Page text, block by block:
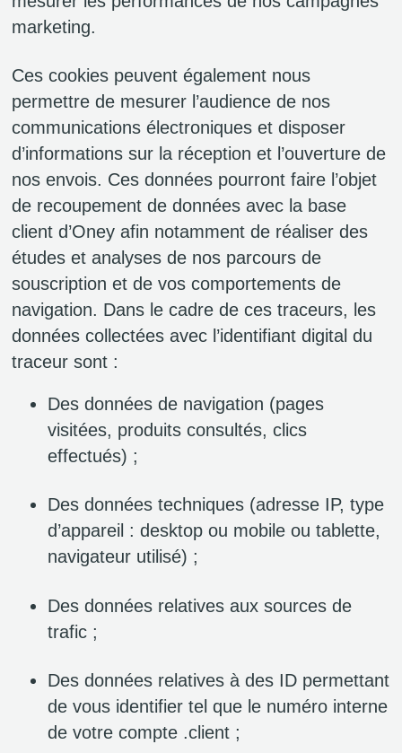
marketing.
Ces cookies peuvent également nous
permettre de mesurer l’audience de nos
communications électroniques et disposer
d’informations sur la réception et l’ouverture de
nos envois. Ces données pourront faire l’objet
de recoupement de données avec la base
client d’Oney afin notamment de réaliser des
études et analyses de nos parcours de
souscription et de vos comportements de
navigation. Dans le cadre de ces traceurs, les
données collectées avec l’identifiant digital du
traceur sont :
Des données de navigation (pages
visitées, produits consultés, clics
effectués) ;
Des données techniques (adresse IP, type
d’appareil : desktop ou mobile ou tablette,
navigateur utilisé) ;
Des données relatives aux sources de
trafic ;
Des données relatives à des ID permettant
de vous identifier tel que le numéro interne
de votre compte .client ;